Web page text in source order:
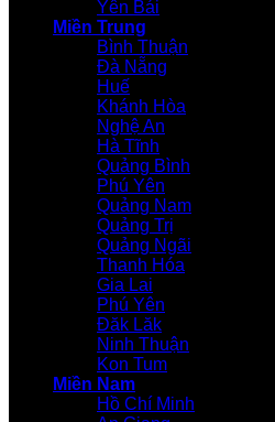
Yên Bái
Miền Trung
Bình Thuận
Đà Nẵng
Huế
Khánh Hòa
Nghệ An
Hà Tĩnh
Quảng Bình
Phú Yên
Quảng Nam
Quảng Trị
Quảng Ngãi
Thanh Hóa
Gia Lai
Phú Yên
Đăk Lăk
Ninh Thuận
Kon Tum
Miền Nam
Hồ Chí Minh